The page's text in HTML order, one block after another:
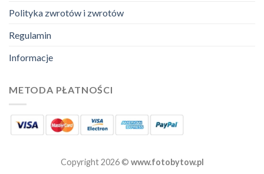
Polityka zwrotów i zwrotów
Regulamin
Informacje
METODA PŁATNOŚCI
Copyright 2026 © www.fotobytow.pl